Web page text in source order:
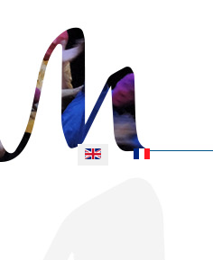
Select your language